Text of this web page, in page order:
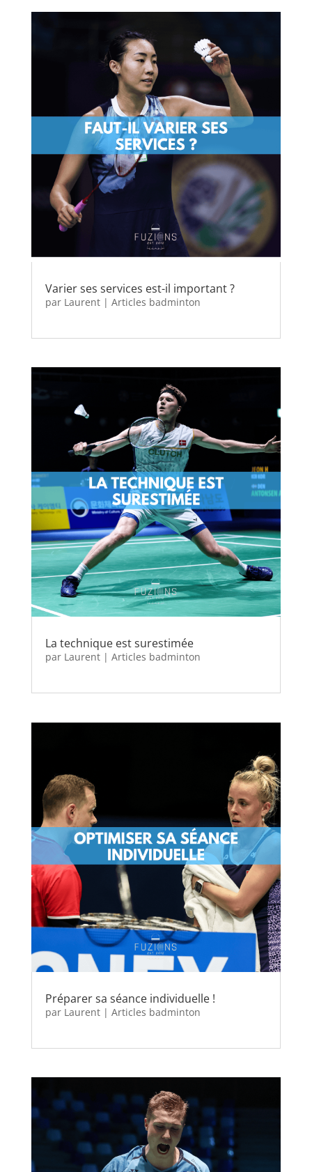
Varier ses services est-il important ?
par Laurent| Articles badminton
La technique est surestimée
par Laurent| Articles badminton
Préparer sa séance individuelle !
par Laurent| Articles badminton